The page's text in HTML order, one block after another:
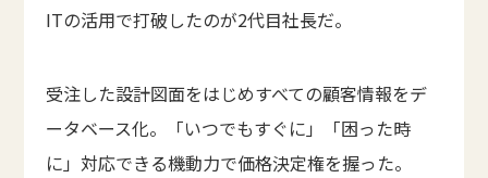
ITの活用で打破したのが2代目社長だ。
受注した設計図面をはじめすべての顧客情報をデ
ータベース化。「いつでもすぐに」「困った時
に」対応できる機動力で価格決定権を握った。